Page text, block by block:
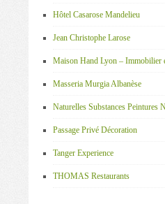
Hôtel Casarose Mandelieu
Jean Christophe Larose
Maison Hand Lyon – Immobilier
Masseria Murgia Albanèse
Naturelles Substances Peintures
Passage Privé Décoration
Tanger Experience
THOMAS Restaurants